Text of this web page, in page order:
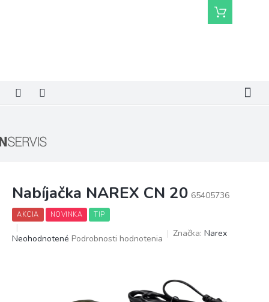
Nákupný
košík
Nabíjačka NAREX CN 20 65405736
AKCIA NOVINKA TIP
Priemerné
Neohodnotené Podrobnosti hodnotenia Značka: Narex